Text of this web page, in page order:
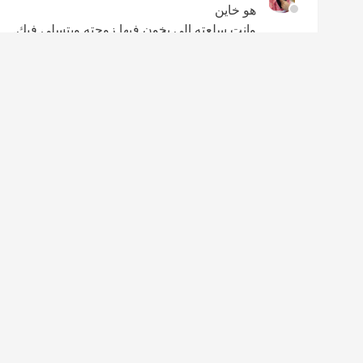
هو خاين
وانتِ سلعته الي يخون فيها زوجته ويتسلى فيك.